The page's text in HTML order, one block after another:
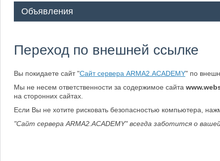
Объявления
Переход по внешней ссылке
Вы покидаете сайт "Сайт сервера ARMA2.ACADEMY" по
Мы не несем ответственности за содержимое сайта
на сторонних сайтах.
Если Вы не хотите рисковать безопасностью компьютера,
"Сайт сервера ARMA2.ACADEMY" всегда заботится о